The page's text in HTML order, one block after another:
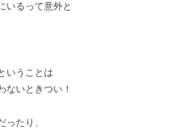
いるって意外と
いうことは
ないときつい！
ったり、